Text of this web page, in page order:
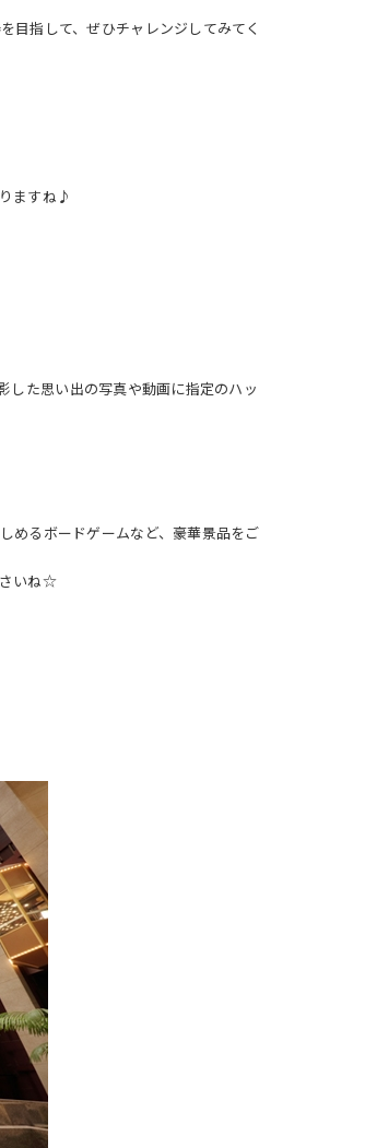
目指して、ぜひチャレンジしてみてく
ますね♪
た思い出の写真や動画に指定のハッ
めるボードゲームなど、豪華景品をご
さいね☆